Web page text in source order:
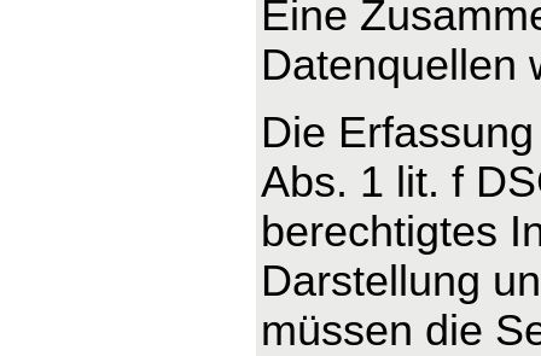
Eine
Datenquellen
Die
Abs. 1 lit. f
berechtigtes
Darstellung
müssen die